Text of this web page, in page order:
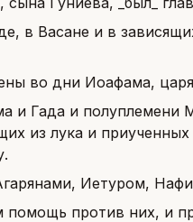
в Васане и в
во дни Иоафама,
и Гада и
из лука и
Иетуром,
против них, и